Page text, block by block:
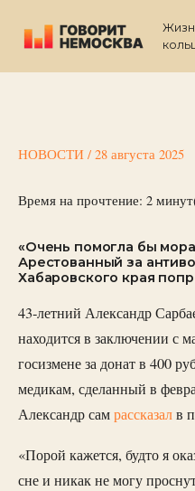
содержимому
НОВОСТИ / 28 августа 2025
Время на прочтение: 2
«Очень помогла бы
Арестованный за
Хабаровского края
43-летний Александр
находится в заключении с
госизмене за донат в 400
медикам, сделанный в
Александр самрассказалв
«Порой кажется, будто я
сне и никак не могу